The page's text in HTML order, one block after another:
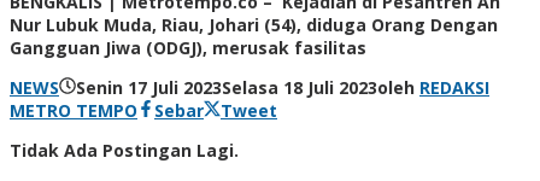
Nur Lubuk Muda, Riau, Johari (54), diduga Orang Dengan
Gangguan Jiwa (ODGJ), merusak fasilitas
NEWS
Senin 17 Juli 2023Selasa 18 Juli 2023oleh REDAKSI
METRO TEMPO
Sebar
Tweet
Tidak Ada Postingan Lagi.